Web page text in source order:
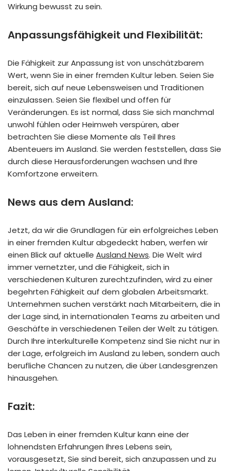
Wirkung bewusst zu sein.
Anpassungsfähigkeit und Flexibilität:
Die Fähigkeit zur Anpassung ist von unschätzbarem
Wert, wenn Sie in einer fremden Kultur leben. Seien Sie
bereit, sich auf neue Lebensweisen und Traditionen
einzulassen. Seien Sie flexibel und offen für
Veränderungen. Es ist normal, dass Sie sich manchmal
unwohl fühlen oder Heimweh verspüren, aber
betrachten Sie diese Momente als Teil Ihres
Abenteuers im Ausland. Sie werden feststellen, dass Sie
durch diese Herausforderungen wachsen und Ihre
Komfortzone erweitern.
News aus dem Ausland:
Jetzt, da wir die Grundlagen für ein erfolgreiches Leben
in einer fremden Kultur abgedeckt haben, werfen wir
einen Blick auf aktuelle Ausland News. Die Welt wird
immer vernetzter, und die Fähigkeit, sich in
verschiedenen Kulturen zurechtzufinden, wird zu einer
begehrten Fähigkeit auf dem globalen Arbeitsmarkt.
Unternehmen suchen verstärkt nach Mitarbeitern, die in
der Lage sind, in internationalen Teams zu arbeiten und
Geschäfte in verschiedenen Teilen der Welt zu tätigen.
Durch Ihre interkulturelle Kompetenz sind Sie nicht nur in
der Lage, erfolgreich im Ausland zu leben, sondern auch
berufliche Chancen zu nutzen, die über Landesgrenzen
hinausgehen.
Fazit:
Das Leben in einer fremden Kultur kann eine der
lohnendsten Erfahrungen Ihres Lebens sein,
vorausgesetzt, Sie sind bereit, sich anzupassen und zu